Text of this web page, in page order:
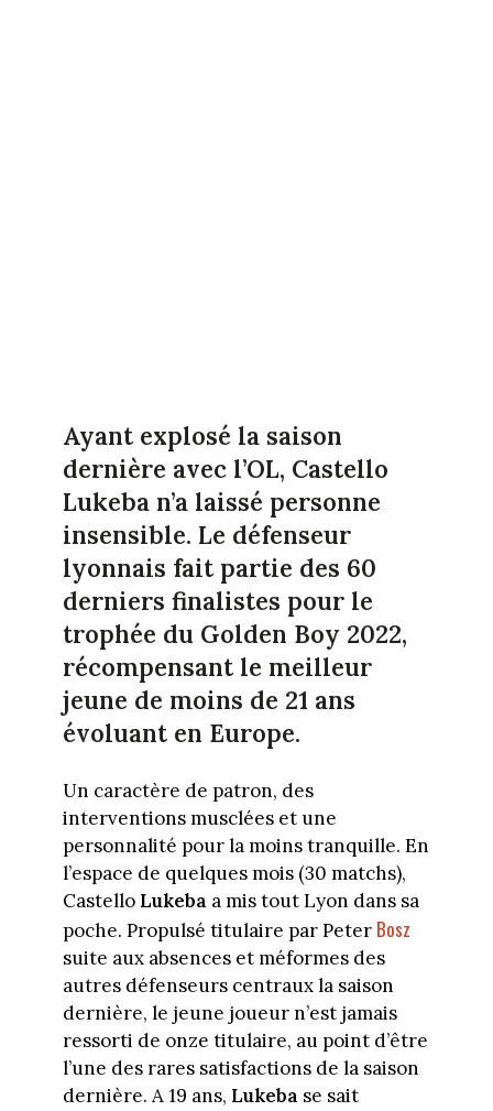
Ayant explosé la saison
dernière avec l’OL, Castello
Lukeba n’a laissé personne
insensible. Le défenseur
lyonnais fait partie des 60
derniers finalistes pour le
trophée du Golden Boy 2022,
récompensant le meilleur
jeune de moins de 21 ans
évoluant en Europe.
Un caractère de patron, des
interventions musclées et une
personnalité pour la moins tranquille. En
l’espace de quelques mois (30 matchs),
Castello Lukeba a mis tout Lyon dans sa
poche. Propulsé titulaire par Peter Bosz
suite aux absences et méformes des
autres défenseurs centraux la saison
dernière, le jeune joueur n’est jamais
ressorti de onze titulaire, au point d’être
l’une des rares satisfactions de la saison
dernière. A 19 ans, Lukeba se sait